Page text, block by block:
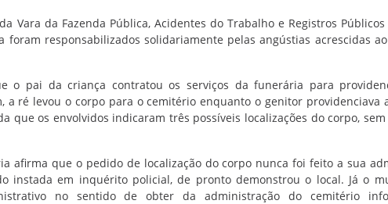
Vara da Fazenda Pública, Acidentes do Trabalho e Registros
foram responsabilizados solidariamente pelas angústias acrescidas
o pai da criança contratou os serviços da funerária para
a ré levou o corpo para o cemitério enquanto o genitor providenciava
que os envolvidos indicaram três possíveis localizações do corpo,
afirma que o pedido de localização do corpo nunca foi feito a sua
instada em inquérito policial, de pronto demonstrou o local. Já o
no sentido de obter da administração do cemitério